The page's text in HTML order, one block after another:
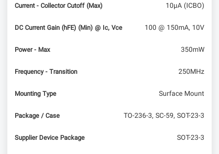
Current - Collector Cutoff (Max) 10µA (ICBO)
DC Current Gain (hFE) (Min) @ Ic, Vce 100 @ 150mA, 10V
Power - Max 350mW
Frequency - Transition 250MHz
Mounting Type Surface Mount
Package / Case TO-236-3, SC-59, SOT-23-3
Supplier Device Package SOT-23-3